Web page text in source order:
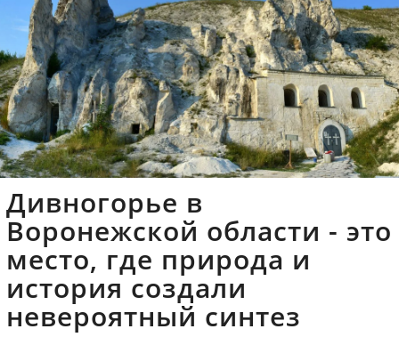
Дивногорье в
Воронежской области - это
место, где природа и
история создали
невероятный синтез